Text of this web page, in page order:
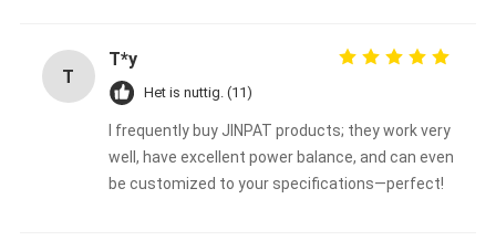
T
T*y
Het is nuttig. (11)
I frequently buy JINPAT products; they work very
well, have excellent power balance, and can even
be customized to your specifications—perfect!